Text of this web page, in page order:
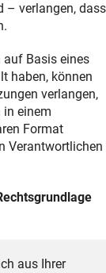
– verlangen, dass
auf Basis eines
haben, können
verlangen,
in einem
Format
Verantwortlichen
aus Ihrer